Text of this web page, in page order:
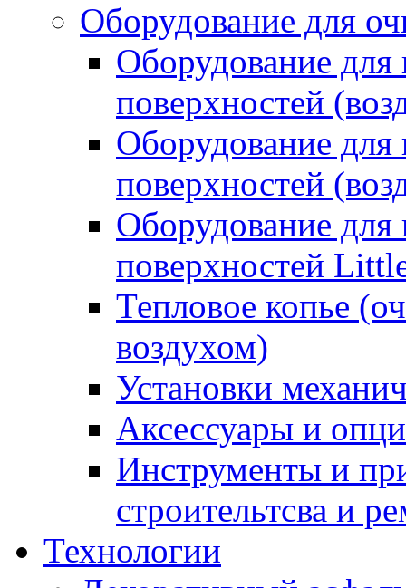
Оборудование для
Оборудование
поверхностей
Оборудование
поверхностей
Оборудование
поверхностей
Тепловое копье
воздухом)
Установки
Аксессуары и
Инструменты и
строительтсва и
Технологии